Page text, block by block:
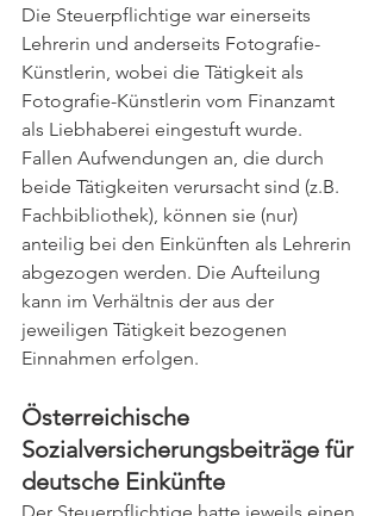
Die Steuerpflichtige war einerseits
Lehrerin und anderseits Fotografie-
Künstlerin, wobei die Tätigkeit als
Fotografie-Künstlerin vom Finanzamt
als Liebhaberei eingestuft wurde.
Fallen Aufwendungen an, die durch
beide Tätigkeiten verursacht sind (z.B.
Fachbibliothek), können sie (nur)
anteilig bei den Einkünften als Lehrerin
abgezogen werden. Die Aufteilung
kann im Verhältnis der aus der
jeweiligen Tätigkeit bezogenen
Einnahmen erfolgen.
Österreichische
Sozialversicherungsbeiträge für
deutsche Einkünfte